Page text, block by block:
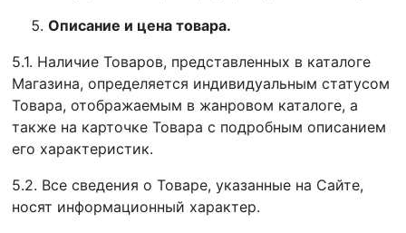
Описание и цена товара.
5.1. Наличие Товаров, представленных в каталоге
Магазина, определяется индивидуальным статусом
Товара, отображаемым в жанровом каталоге, а
также на карточке Товара с подробным описанием
его характеристик.
5.2. Все сведения о Товаре, указанные на Сайте,
носят информационный характер.